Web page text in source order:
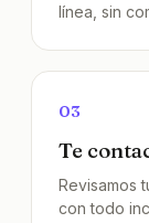
línea, sin
03
Te
Revisamos
con todo